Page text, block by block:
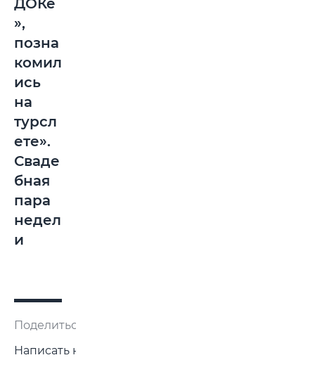
ДОКе
»,
позна
комил
ись
на
турсл
ете».
Сваде
бная
пара
недел
и
Поделиться:
Написать нам